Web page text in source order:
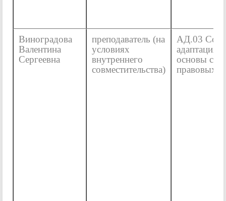
Виноградова
Валентина
Сергеевна
преподаватель (на
условиях
внутреннего
совместительства)
АД.03
адаптация и
основы
правовых